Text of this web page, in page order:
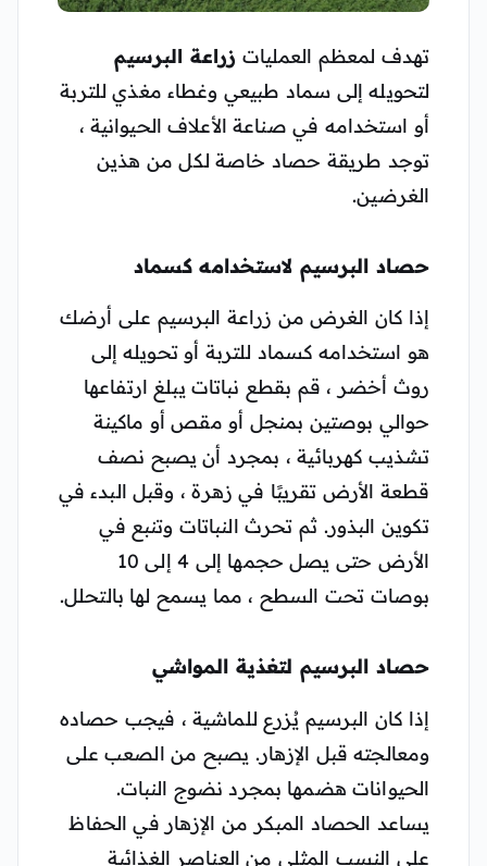
تهدف لمعظم العمليات زراعة البرسيم
لتحويله إلى سماد طبيعي وغطاء مغذي للتربة
أو استخدامه في صناعة الأعلاف الحيوانية ،
توجد طريقة حصاد خاصة لكل من هذين
الغرضين.
حصاد البرسيم لاستخدامه كسماد
إذا كان الغرض من زراعة البرسيم على أرضك
هو استخدامه كسماد للتربة أو تحويله إلى
روث أخضر ، قم بقطع نباتات يبلغ ارتفاعها
حوالي بوصتين بمنجل أو مقص أو ماكينة
تشذيب كهربائية ، بمجرد أن يصبح نصف
قطعة الأرض تقريبًا في زهرة ، وقبل البدء في
تكوين البذور. ثم تحرث النباتات وتنبع في
الأرض حتى يصل حجمها إلى 4 إلى 10
بوصات تحت السطح ، مما يسمح لها بالتحلل.
حصاد البرسيم لتغذية المواشي
إذا كان البرسيم يُزرع للماشية ، فيجب حصاده
ومعالجته قبل الإزهار. يصبح من الصعب على
الحيوانات هضمها بمجرد نضوج النبات.
يساعد الحصاد المبكر من الإزهار في الحفاظ
على النسب المثلى من العناصر الغذائية